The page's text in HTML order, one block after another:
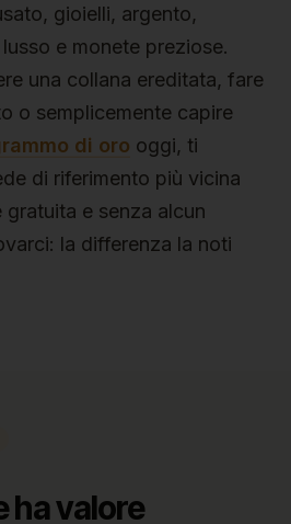
gioielli, argento,
e monete preziose.
una collana ereditata, fare
o semplicemente capire
di oro oggi, ti
di riferimento più vicina
e senza alcun
la differenza la noti
ha valore